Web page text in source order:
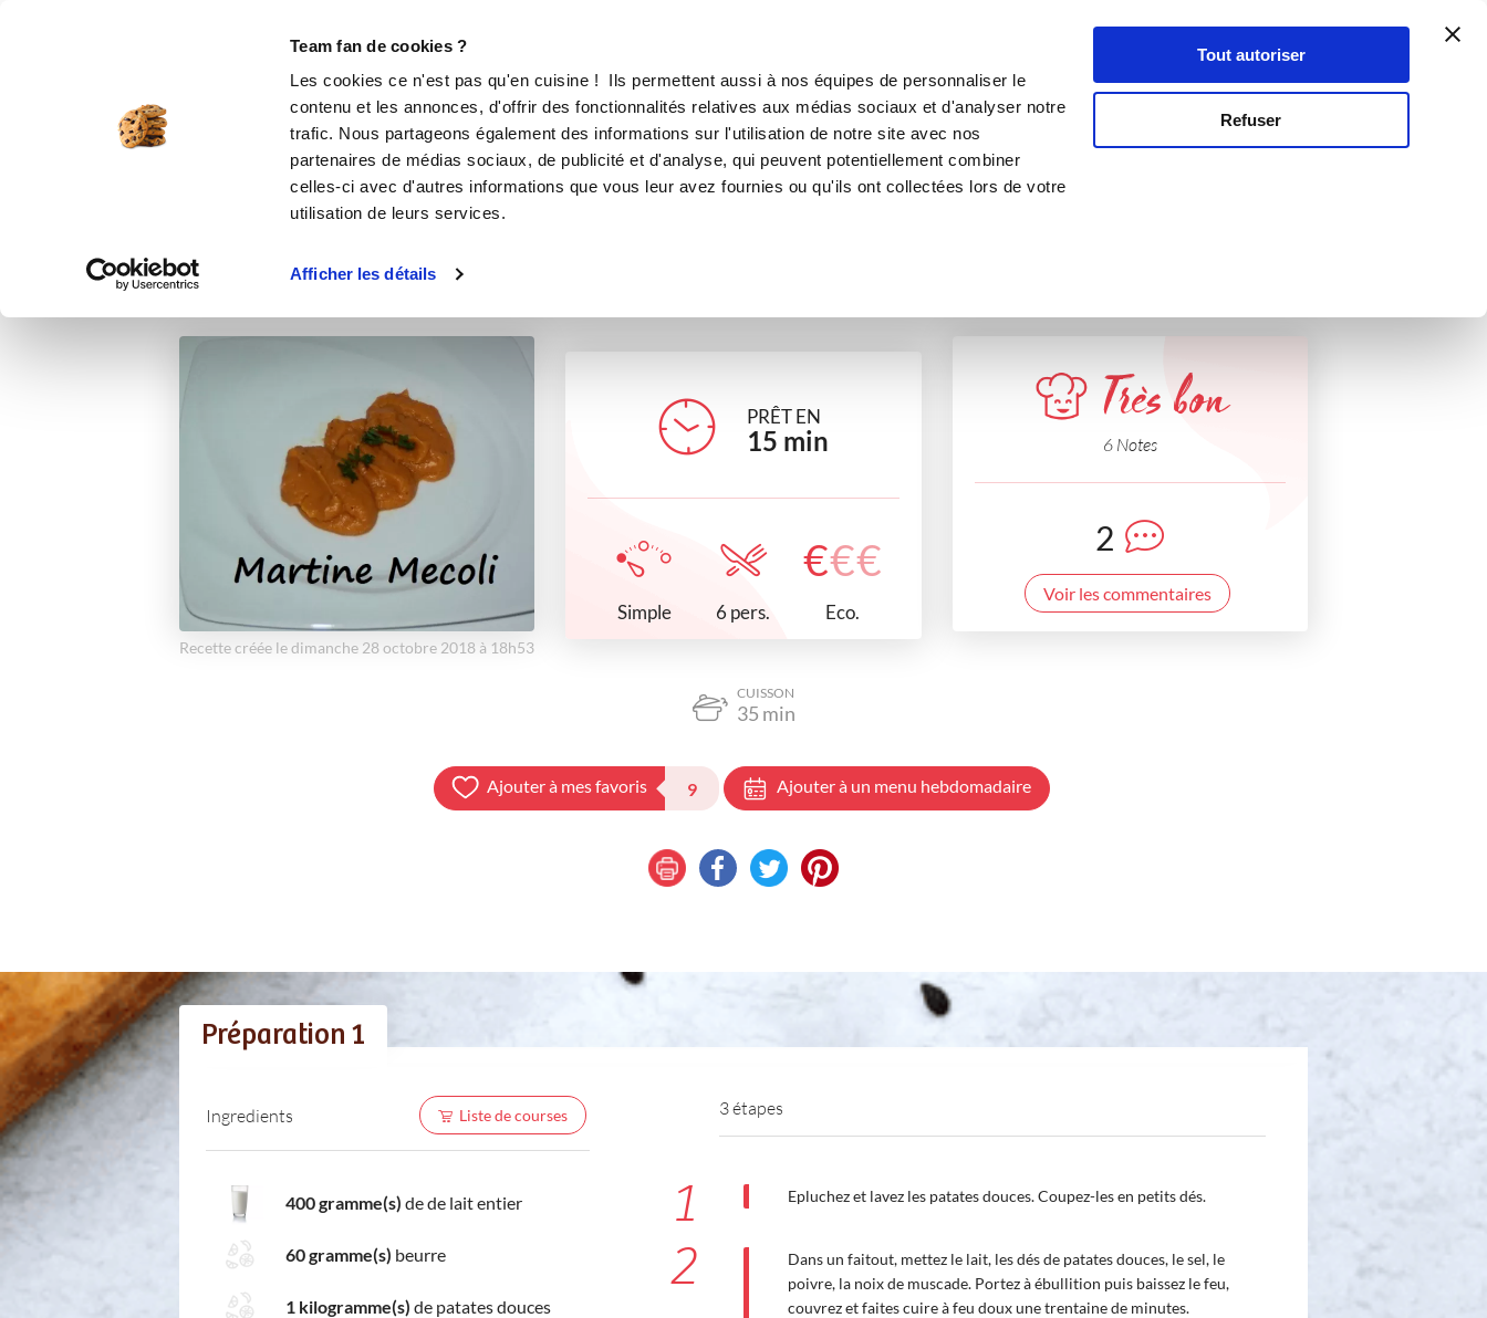
Team fan de cookies ?
Les cookies ce n'est pas qu'en cuisine ! Ils permettent aussi à nos équipes de personnaliser le
contenu et les annonces, d'offrir des fonctionnalités relatives aux médias sociaux et d'analyser notre
trafic. Nous partageons également des informations sur l'utilisation de notre site avec nos
partenaires de médias sociaux, de publicité et d'analyse, qui peuvent potentiellement combiner
celles-ci avec d'autres informations que vous leur avez fournies ou qu'ils ont collectées lors de votre
utilisation de leurs services.
Afficher les détails
Tout autoriser
Refuser
Se connecter
Purée de patates douces sans cook'in
accompagnements
Recette créée le dimanche 28 octobre 2018 à 18h53
PRÊT EN
15 min
Simple 6 pers.
€€€
Eco.
Très bon
6 Notes
2
Voir les commentaires
CUISSON
35 min
Ajouter à mes favoris 9 Ajouter à un menu hebdomadaire
Préparation 1
Ingredients Liste de courses
400 gramme(s) de de lait entier
60 gramme(s) beurre
1 kilogramme(s) de patates douces
3 étapes
1 Epluchez et lavez les patates douces. Coupez-les en petits dés.
2
Dans un faitout, mettez le lait, les dés de patates douces, le sel, le
poivre, la noix de muscade. Portez à ébullition puis baissez le feu,
couvrez et faites cuire à feu doux une trentaine de minutes.